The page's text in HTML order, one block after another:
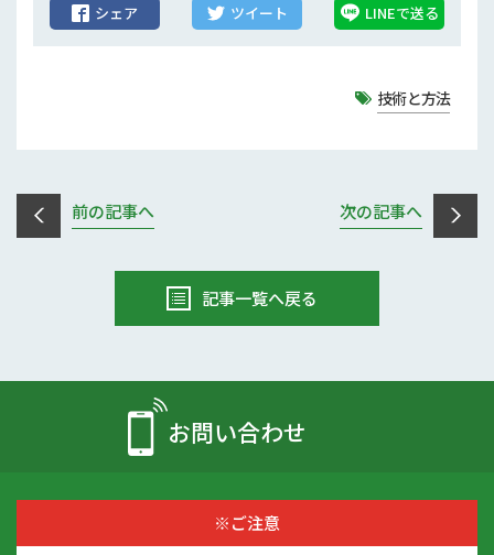
シェア ツイート LINEで送る
技術と方法
前の記事へ 次の記事へ
記事一覧へ戻る
お問い合わせ
※ご注意